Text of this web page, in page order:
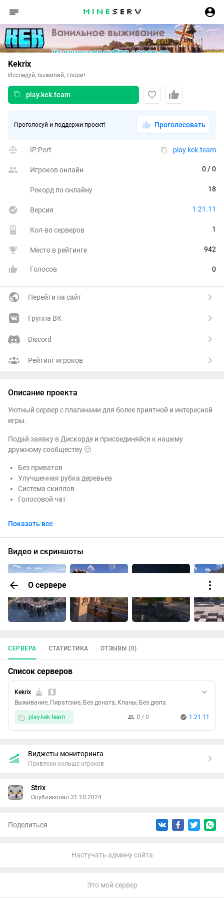
О сервере
Kekrix
Исследуй, выживай, твори!
play.kek.team
Проголосуй и поддержи проект! Проголосовать
IP:Port play.kek.team
Игроков онлайн 0 / 0
Рекорд по онлайну 18
Версия 1.21.11
Кол-во серверов 1
Место в рейтинге 942
Голосов 0
Перейти на сайт
Группа ВК
Discord
Рейтинг игроков
Описание проекта
Уютный сервер с плагинами для более приятной и интересной
игры.
Подай заявку в Дискорде и присоединяйся к нашему
дружному сообществу 🙂
Без приватов
Улучшенная рубка деревьев
Система скиллов
Голосовой чат
Показать все
Видео и скриншоты
СЕРВЕРА СТАТИСТИКА ОТЗЫВЫ (0)
Список серверов
Kekrix
Выживание, Пиратские, Без доната, Кланы, Без дюпа
0 / 0 1.21.11
play.kek.team
Виджеты мониторинга
Привлеки больше игроков
Strix
Опубликовал 31.10.2024
Поделиться
Настучать админу сайта
Это мой сервер